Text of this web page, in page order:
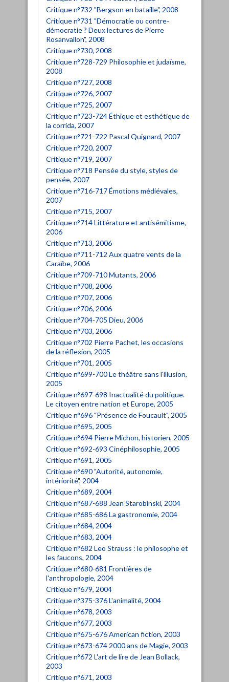
Critique n°732 "Bergson en bataille", 2008
Critique n°731 "Démocratie ou contre-
démocratie ? Deux lectures de Pierre
Rosanvallon", 2008
Critique n°730, 2008
Critique n°728-729 Philosophie et judaïsme,
2008
Critique n°727, 2008
Critique n°726, 2007
Critique n°725, 2007
Critique n°723-724 Éthique et esthétique de
la corrida, 2007
Critique n°721-722 Pascal Quignard, 2007
Critique n°720, 2007
Critique n°719, 2007
Critique n°718 Pensée du style, styles de
pensée, 2007
Critique n°716-717 Émotions médiévales,
2007
Critique n°715, 2007
Critique n°714 Littérature et antisémitisme,
2006
Critique n°713, 2006
Critique n°711-712 Aux quatre vents de la
Caraïbe, 2006
Critique n°709-710 Mutants, 2006
Critique n°708, 2006
Critique n°707, 2006
Critique n°706, 2006
Critique n°704-705 Dieu, 2006
Critique n°703, 2006
Critique n°702 Pierre Pachet, les occasions
de la réflexion, 2005
Critique n°701, 2005
Critique n°699-700 Le théâtre sans l'illusion,
2005
Critique n°697-698 Inactualité du politique.
Le citoyen entre nation et Europe, 2005
Critique n°696 "Présence de Foucault", 2005
Critique n°695, 2005
Critique n°694 Pierre Michon, historien, 2005
Critique n°692-693 Cinéphilosophie, 2005
Critique n°691, 2005
Critique n°690 "Autorité, autonomie,
intériorité", 2004
Critique n°689, 2004
Critique n°687-688 Jean Starobinski, 2004
Critique n°685-686 La gastronomie, 2004
Critique n°684, 2004
Critique n°683, 2004
Critique n°682 Leo Strauss : le philosophe et
les faucons, 2004
Critique n°680-681 Frontières de
l'anthropologie, 2004
Critique n°679, 2004
Critique n°375-376 L'animalité, 2004
Critique n°678, 2003
Critique n°677, 2003
Critique n°675-676 American fiction, 2003
Critique n°673-674 2000 ans de Magie, 2003
Critique n°672 L'art de lire de Jean Bollack,
2003
Critique n°671, 2003